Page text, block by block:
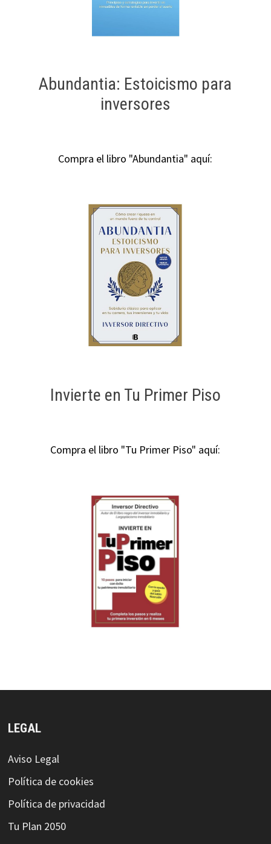
Abundantia: Estoicismo para
inversores
Compra el libro "Abundantia" aquí:
Invierte en Tu Primer Piso
Compra el libro "Tu Primer Piso" aquí:
LEGAL
Aviso Legal
Política de cookies
Política de privacidad
Tu Plan 2050